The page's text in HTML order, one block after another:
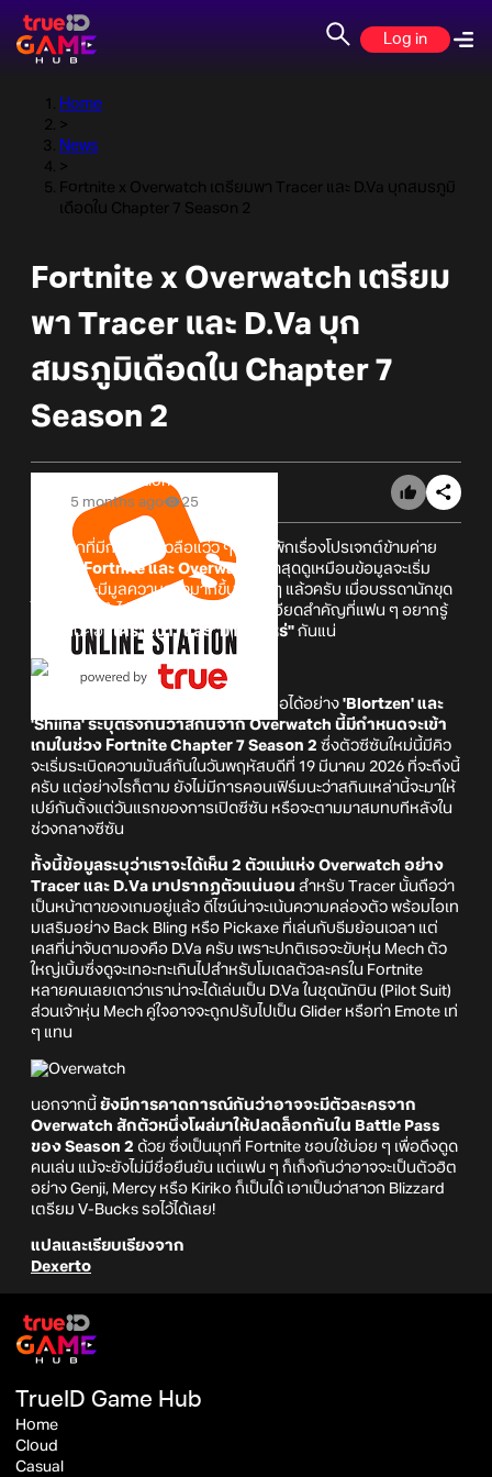
Log in
Home
>
News
>
Fortnite x Overwatch เตรียมพา Tracer และ D.Va บุกสมรภูมิ
เดือดใน Chapter 7 Season 2
Fortnite x Overwatch เตรียม
พา Tracer และ D.Va บุก
สมรภูมิเดือดใน Chapter 7
Season 2
Online Station
5 months ago
25
หลังจากที่มีกระแสข่าวลือแว่ว ๆ มาสักพักเรื่องโปรเจกต์ข้ามค่าย
Fortnite และ Overwatch
ล่าสุดดูเหมือนข้อมูลจะเริ่ม
ชัดเจนและมีมูลความจริงมากขึ้นเรื่อย ๆ แล้วครับ เมื่อบรรดานักขุด
ไฟล์เจ้าประจำได้ออกมาเปิดเผยรายละเอียดสำคัญที่แฟน ๆ อยากรู้
ที่สุด นั่นคือ "ใครจะมา" และ "มาเมื่อไหร่" กันแน่
ที่เชื่อถือได้อย่าง 'Blortzen' และ
'Shiina' ระบุตรงกันว่าสกินจาก Overwatch นี้มีกำหนดจะเข้า
เกมในช่วง Fortnite Chapter 7 Season 2 ซึ่งตัวซีซันใหม่นี้มีคิว
จะเริ่มระเบิดความมันส์กันในวันพฤหัสบดีที่ 19 มีนาคม 2026 ที่จะถึงนี้
ครับ แต่อย่างไรก็ตาม ยังไม่มีการคอนเฟิร์มนะว่าสกินเหล่านี้จะมาให้
เปย์กันตั้งแต่วันแรกของการเปิดซีซัน หรือจะตามมาสมทบทีหลังใน
ช่วงกลางซีซัน
ทั้งนี้ข้อมูลระบุว่าเราจะได้เห็น 2 ตัวแม่แห่ง Overwatch อย่าง
Tracer และ D.Va มาปรากฏตัวแน่นอน สำหรับ Tracer นั้นถือว่า
เป็นหน้าตาของเกมอยู่แล้ว ดีไซน์น่าจะเน้นความคล่องตัว พร้อมไอเท
มเสริมอย่าง Back Bling หรือ Pickaxe ที่เล่นกับธีมย้อนเวลา แต่
เคสที่น่าจับตามองคือ D.Va ครับ เพราะปกติเธอจะขับหุ่น Mech ตัว
ใหญ่เบิ้มซึ่งดูจะเทอะทะเกินไปสำหรับโมเดลตัวละครใน Fortnite
หลายคนเลยเดาว่าเราน่าจะได้เล่นเป็น D.Va ในชุดนักบิน (Pilot Suit)
ส่วนเจ้าหุ่น Mech คู่ใจอาจจะถูกปรับไปเป็น Glider หรือท่า Emote เท่
ๆ แทน
นอกจากนี้ ยังมีการคาดการณ์กันว่าอาจจะมีตัวละครจาก
Overwatch สักตัวหนึ่งโผล่มาให้ปลดล็อกกันใน Battle Pass
ของ Season 2 ด้วย ซึ่งเป็นมุกที่ Fortnite ชอบใช้บ่อย ๆ เพื่อดึงดูด
คนเล่น แม้จะยังไม่มีชื่อยืนยัน แต่แฟน ๆ ก็เก็งกันว่าอาจจะเป็นตัวฮิต
อย่าง Genji, Mercy หรือ Kiriko ก็เป็นได้ เอาเป็นว่าสาวก Blizzard
เตรียม V-Bucks รอไว้ได้เลย!
แปลและเรียบเรียงจาก
Dexerto
TrueID Game Hub
Home
Cloud
Casual